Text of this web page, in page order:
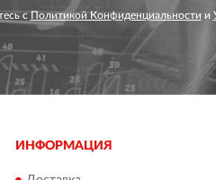
сПолитикой Конфиденциальности и
ИНФОРМАЦИЯ